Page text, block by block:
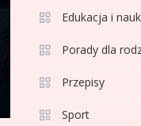
Edukacja i
Porady dla
Przepisy
Sport
4
5